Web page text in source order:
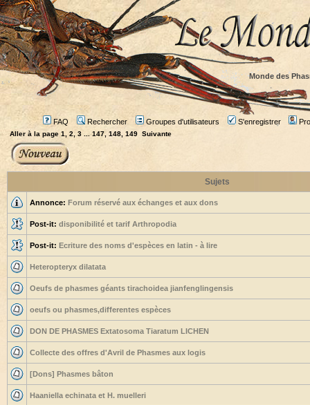
Monde des
FAQ Rechercher Groupes d'utilisateurs S'enregistrer
Aller à la page 1 2 3 ...147 148 149 Suivante
Sujets
Annonce: Forum réservé aux échanges et aux dons
Post-it: disponibilité et tarif Arthropodia
Post-it: Ecriture des noms d'espèces en latin - à lire
Heteropteryx dilatata
Oeufs de phasmes géants tirachoidea jianfenglingensis
oeufs ou phasmes,differentes espèces
DON DE PHASMES Extatosoma Tiaratum LICHEN
Collecte des offres d'Avril de Phasmes aux logis
[Dons] Phasmes bâton
Haaniella echinata et H. muelleri